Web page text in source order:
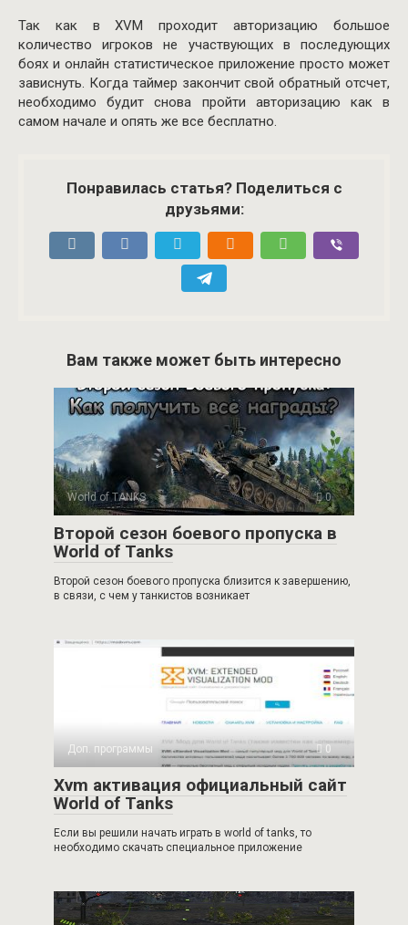
Так как в XVM проходит авторизацию большое
количество игроков не участвующих в последующих
боях и онлайн статистическое приложение просто может
зависнуть. Когда таймер закончит свой обратный отсчет,
необходимо будит снова пройти авторизацию как в
самом начале и опять же все бесплатно.
Понравилась статья? Поделиться с
друзьями:
Вам также может быть интересно
World of TANKS 0
Второй сезон боевого пропуска в
World of Tanks
Второй сезон боевого пропуска близится к завершению,
в связи, с чем у танкистов возникает
Доп. программы 0
Xvm активация официальный сайт
World of Tanks
Если вы решили начать играть в world of tanks, то
необходимо скачать специальное приложение